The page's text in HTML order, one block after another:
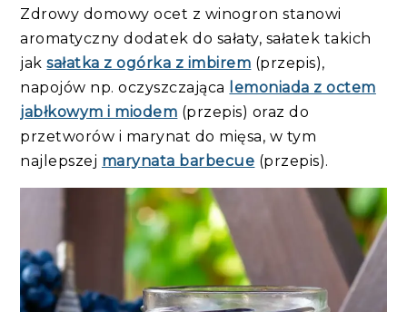
Zdrowy domowy ocet z winogron stanowi
aromatyczny dodatek do sałaty, sałatek takich
jaksałatka z ogórka z imbirem (przepis),
napojów np. oczyszczająca
lemoniada z octem
jabłkowym i miodem (przepis) oraz do
przetworów i marynat do mięsa, w tym
najlepszej marynata barbecue (przepis).